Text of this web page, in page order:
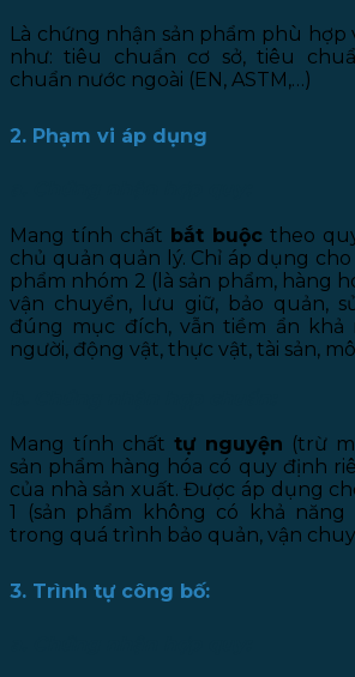
Là chứng nhận sản phẩm phù hợp
như: tiêu chuẩn cơ sở, tiêu
chuẩn nước ngoài (EN, ASTM,…)
2. Phạm vi áp dụng
Mang tính chất bắt buộc theo
chủ quản quản lý. Chỉ áp dụng cho
phẩm nhóm 2 (là sản phẩm, hàng
vận chuyển, lưu giữ, bảo quản,
đúng mục đích, vẫn tiềm ẩn khả
người, động vật, thực vật, tài sản,
Mang tính chất tự nguyện (trừ
sản phẩm hàng hóa có quy định
của nhà sản xuất. Được áp dụng
1 (sản phẩm không có khả
trong quá trình bảo quản, vận
3. Trình tự công bố: